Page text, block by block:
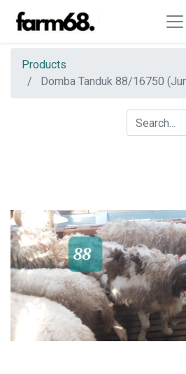
Products
Domba Tanduk 88/16750